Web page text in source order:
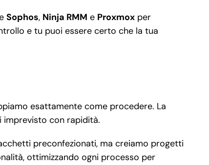
Sophos, Ninja RMM e Proxmoxper
e tu puoi essere certo che la tua
esattamente come procedere. La
imprevisto con rapidità.
preconfezionati, ma creiamo progetti
ottimizzando ogni processo per